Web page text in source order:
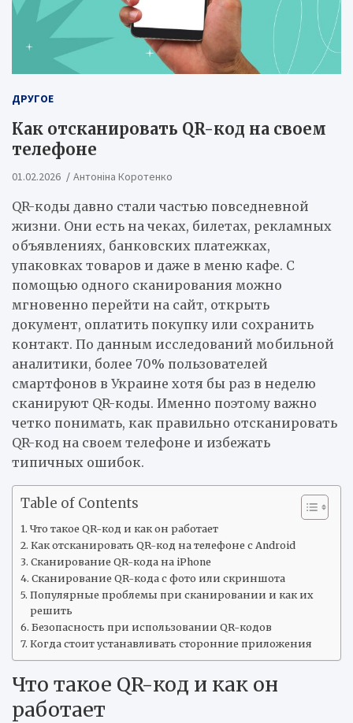
ДРУГОЕ
Как отсканировать QR-код на своем
телефоне
01.02.2026 Антоніна Коротенко
QR-коды давно стали частью повседневной
жизни. Они есть на чеках, билетах, рекламных
объявлениях, банковских платежках,
упаковках товаров и даже в меню кафе. С
помощью одного сканирования можно
мгновенно перейти на сайт, открыть
документ, оплатить покупку или сохранить
контакт. По данным исследований мобильной
аналитики, более 70% пользователей
смартфонов в Украине хотя бы раз в неделю
сканируют QR-коды. Именно поэтому важно
четко понимать, как правильно отсканировать
QR-код на своем телефоне и избежать
типичных ошибок.
Table of Contents
Что такое QR-код и как он работает
Как отсканировать QR-код на телефоне с Android
Сканирование QR-кода на iPhone
Сканирование QR-кода с фото или скриншота
Популярные проблемы при сканировании и как их
решить
Безопасность при использовании QR-кодов
Когда стоит устанавливать сторонние приложения
Что такое QR-код и как он
работает